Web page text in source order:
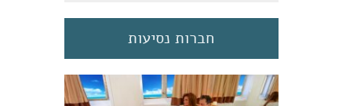
חברות נסיעות